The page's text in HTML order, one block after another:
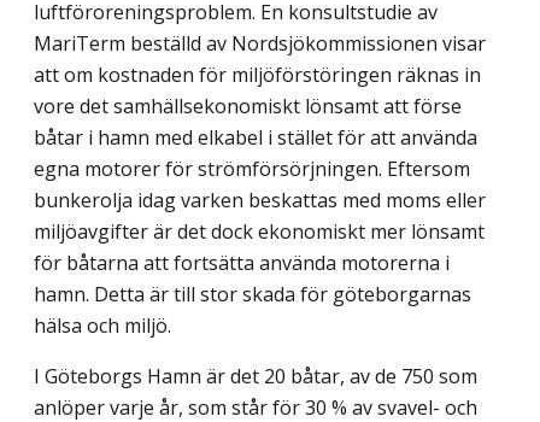
luftföroreningsproblem. En konsultstudie av
MariTerm beställd av Nordsjökommissionen visar
att om kostnaden för miljöförstöringen räknas in
vore det samhällsekonomiskt lönsamt att förse
båtar i hamn med elkabel i stället för att använda
egna motorer för strömförsörjningen. Eftersom
bunkerolja idag varken beskattas med moms eller
miljöavgifter är det dock ekonomiskt mer lönsamt
för båtarna att fortsätta använda motorerna i
hamn. Detta är till stor skada för göteborgarnas
hälsa och miljö.
I Göteborgs Hamn är det 20 båtar, av de 750 som
anlöper varje år, som står för 30 % av svavel- och